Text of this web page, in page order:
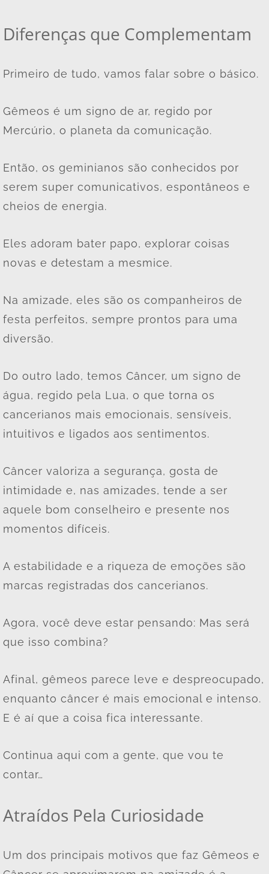
Diferenças que Complementam
Primeiro de tudo, vamos falar sobre o básico.
Gêmeos é um signo de ar, regido por
Mercúrio, o planeta da comunicação.
Então, os geminianos são conhecidos por
serem super comunicativos, espontâneos e
cheios de energia.
Eles adoram bater papo, explorar coisas
novas e detestam a mesmice.
Na amizade, eles são os companheiros de
festa perfeitos, sempre prontos para uma
diversão.
Do outro lado, temos Câncer, um signo de
água, regido pela Lua, o que torna os
cancerianos mais emocionais, sensíveis,
intuitivos e ligados aos sentimentos.
Câncer valoriza a segurança, gosta de
intimidade e, nas amizades, tende a ser
aquele bom conselheiro e presente nos
momentos difíceis.
A estabilidade e a riqueza de emoções são
marcas registradas dos cancerianos.
Agora, você deve estar pensando: Mas será
que isso combina?
Afinal, gêmeos parece leve e despreocupado,
enquanto câncer é mais emocional e intenso.
E é aí que a coisa fica interessante.
Continua aqui com a gente, que vou te
contar…
Atraídos Pela Curiosidade
Um dos principais motivos que faz Gêmeos e